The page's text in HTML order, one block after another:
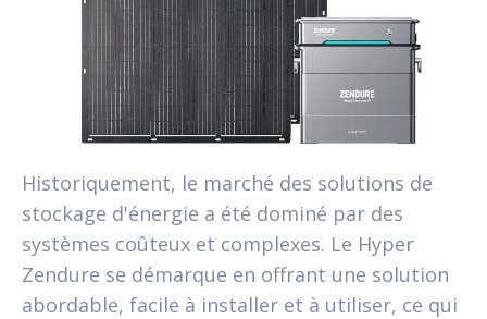
Historiquement, le marché des solutions de
stockage d'énergie a été dominé par des
systèmes coûteux et complexes. Le Hyper
Zendure se démarque en offrant une solution
abordable, facile à installer et à utiliser, ce qui